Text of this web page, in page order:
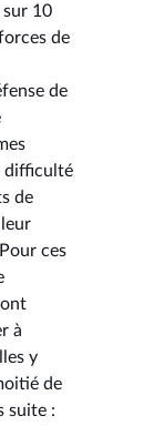
10
de
de
difficulté
de
ces
à
y
de
suite :